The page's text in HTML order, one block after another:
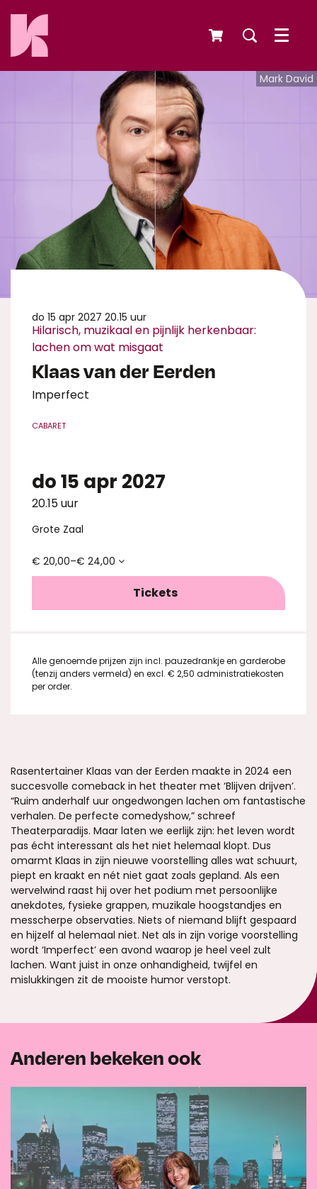
Menu
Mark David
Klaas van der Eerden
Imperfect
Hilarisch, muzikaal en pijnlijk herkenbaar:
lachen om wat misgaat
do 15 apr 2027 20.15 uur
CABARET
do 15 apr 2027
20.15 uur
Grote Zaal
€ 20,00–€ 24,00
Tickets
Alle genoemde prijzen zijn incl. pauzedrankje en garderobe
(tenzij anders vermeld) en excl. € 2,50 administratiekosten
per order.
Rasentertainer Klaas van der Eerden maakte in 2024 een
succesvolle comeback in het theater met ‘Blijven drijven’.
“Ruim anderhalf uur ongedwongen lachen om fantastische
verhalen. De perfecte comedyshow,” schreef
Theaterparadijs. Maar laten we eerlijk zijn: het leven wordt
pas écht interessant als het niet helemaal klopt. Dus
omarmt Klaas in zijn nieuwe voorstelling alles wat schuurt,
piept en kraakt en nét niet gaat zoals gepland. Als een
wervelwind raast hij over het podium met persoonlijke
anekdotes, fysieke grappen, muzikale hoogstandjes en
messcherpe observaties. Niets of niemand blijft gespaard
en hijzelf al helemaal niet. Net als in zijn vorige voorstelling
wordt ‘Imperfect’ een avond waarop je heel veel zult
lachen. Want juist in onze onhandigheid, twijfel en
mislukkingen zit de mooiste humor verstopt.
Anderen bekeken ook